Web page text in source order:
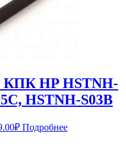
КПК HP HSTNH-
HSTNH-S03B
₽Текущая
цена:
Подробнее